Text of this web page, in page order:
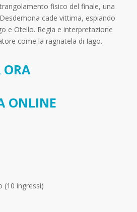
fisico del finale, una
cade vittima, espiando
e Otello. Regia e interpretazione
come la ragnatela di Iago.
ORA
ONLINE
(10 ingressi)